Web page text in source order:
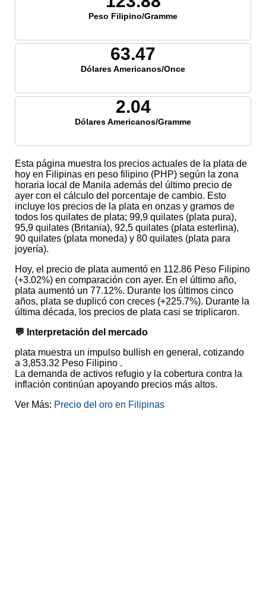
Peso Filipino/Gramme
63.47
Dólares Americanos/Once
2.04
Dólares Americanos/Gramme
Esta página muestra los precios actuales de la plata de
hoy en Filipinas en peso filipino (PHP) según la zona
horaria local de Manila además del último precio de
ayer con el cálculo del porcentaje de cambio. Esto
incluye los precios de la plata en onzas y gramos de
todos los quilates de plata; 99,9 quilates (plata pura),
95,9 quilates (Britania), 92,5 quilates (plata esterlina),
90 quilates (plata moneda) y 80 quilates (plata para
joyería).
Hoy, el precio de plata aumentó en 112.86 Peso Filipino
(+3.02%) en comparación con ayer. En el último año,
plata aumentó un 77.12%. Durante los últimos cinco
años, plata se duplicó con creces (+225.7%). Durante la
última década, los precios de plata casi se triplicaron.
💬 Interpretación del mercado
plata muestra un impulso bullish en general, cotizando
a 3,853.32 Peso Filipino .
La demanda de activos refugio y la cobertura contra la
inflación continúan apoyando precios más altos.
Ver Más: Precio del oro en Filipinas